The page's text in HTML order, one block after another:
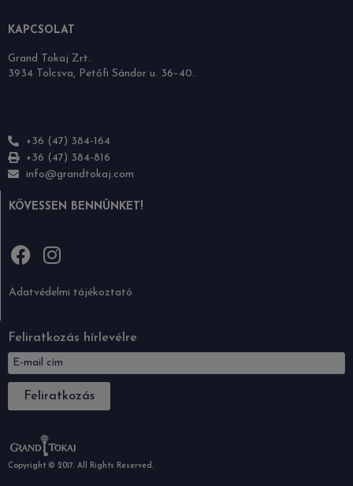
KAPCSOLAT
Grand Tokaj Zrt.
3934 Tolcsva, Petőfi Sándor u. 36–40.
+36 (47) 384-164
+36 (47) 384-816
info@grandtokaj.com
KÖVESSEN BENNÜNKET!
Adatvédelmi tájékoztató
Feliratkozás hírlevélre
Feliratkozás
Copyright © 2017. All Rights Reserved.